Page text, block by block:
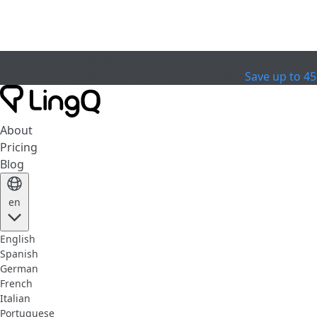
Save up to
About
Pricing
Blog
en
English
Spanish
German
French
Italian
Portuguese